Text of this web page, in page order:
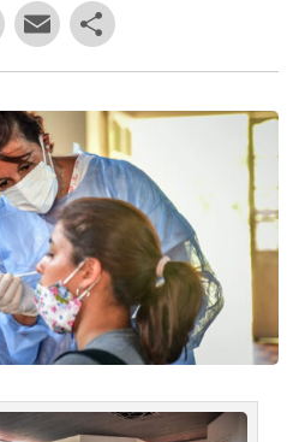
T
el
e
gr
a
m
E
m
ai
l
o
m
p
ar
tir